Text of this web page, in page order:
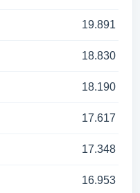
19.891
18.830
18.190
17.617
17.348
16.953